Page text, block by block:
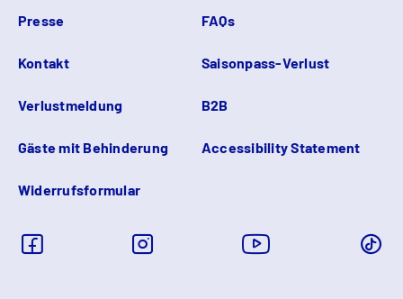
Presse FAQs
Kontakt Saisonpass-Verlust
Verlustmeldung B2B
Gäste mit Behinderung Accessibility Statement
Widerrufsformular